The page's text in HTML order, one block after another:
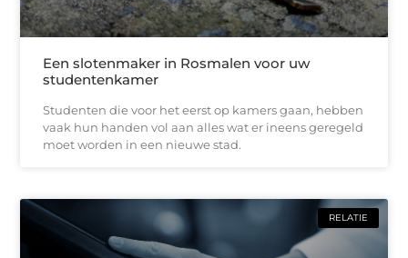
Een slotenmaker in Rosmalen voor uw
studentenkamer
Studenten die voor het eerst op kamers gaan, hebben
vaak hun handen vol aan alles wat er ineens geregeld
moet worden in een nieuwe stad.
RELATIE